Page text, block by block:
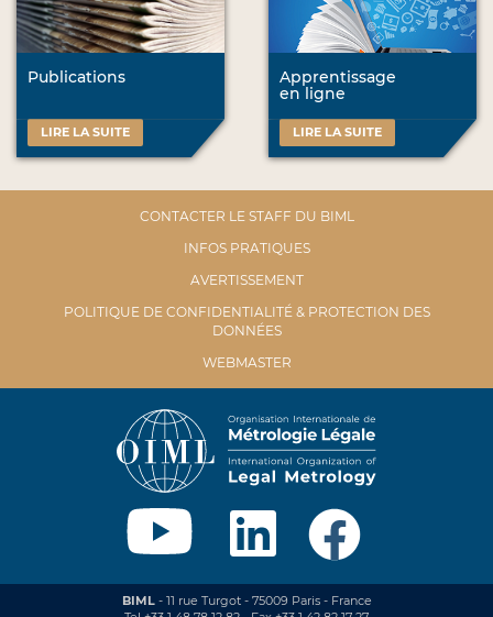
Publications
LIRE LA SUITE
Apprentissage
en ligne
LIRE LA SUITE
CONTACTER LE STAFF DU BIML
INFOS PRATIQUES
AVERTISSEMENT
POLITIQUE DE CONFIDENTIALITÉ & PROTECTION DES
DONNÉES
WEBMASTER
BIML- 11 rue Turgot - 75009 Paris - France